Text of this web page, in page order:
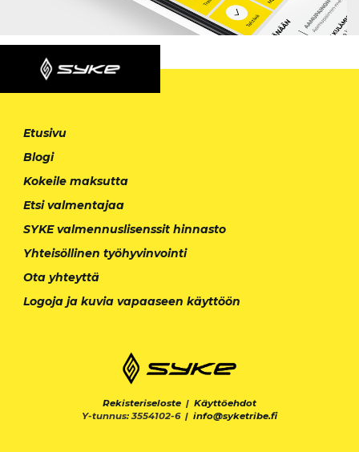
Etusivu
Blogi
Kokeile maksutta
Etsi valmentajaa
SYKE valmennuslisenssit hinnasto
Yhteisöllinen työhyvinvointi
Ota yhteyttä
Logoja ja kuvia vapaaseen käyttöön
Rekisteriseloste | Käyttöehdot
Y-tunnus: 3554102-6 | info@syketribe.fi